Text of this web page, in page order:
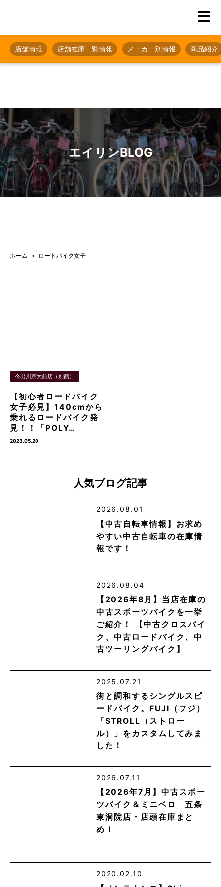
店舗情報 店舗在庫一覧情報 メーカー別情報 商品紹介
エイリンBLOG
ホーム ロードバイク女子
今出川京大前店（別館）
【初心者ロードバイク
女子必見】140cmから
乗れるロードバイク発
見！！「POLY…
2023.05.20
人気ブログ記事
2026.08.01
【中古自転車情報】お求め
やすい中古自転車の在庫情
報です！
2026.08.04
【2026年8月】当店在庫の
中古スポーツバイクを一挙
ご紹介！ 【中古クロスバイ
ク、中古ロードバイク、中
古ツーリングバイク】
2025.07.21
街と調和するシングルスピ
ードバイク。FUJI（フジ）
「STROLL（ストロー
ル）」をカスタムしてみま
した！
2026.07.11
【2026年7月】中古スポー
ツバイク＆ミニベロ 五条
東洞院店・店頭在庫まと
め！
2020.02.10